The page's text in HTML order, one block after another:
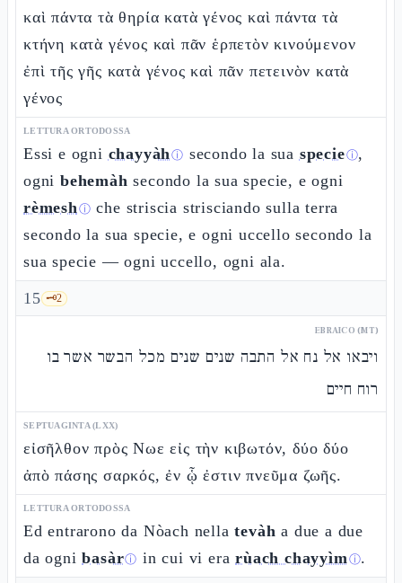
καὶ πάντα τὰ θηρία κατὰ γένος καὶ πάντα τὰ
κτήνη κατὰ γένος καὶ πᾶν ἑρπετὸν κινούμενον
ἐπὶ τῆς γῆς κατὰ γένος καὶ πᾶν πετεινὸν κατὰ
γένος
LETTURA ORTODOSSA
Essi e ogni chayyàhⓘ secondo la sua specieⓘ,
ogni behemàh secondo la sua specie, e ogni
rèmeshⓘ che striscia strisciando sulla terra
secondo la sua specie, e ogni uccello secondo la
sua specie — ogni uccello, ogni ala.
15 🗝️2
EBRAICO (MT)
ויבאו אל נח אל התבה שנים שנים מכל הבשר אשר בו
רוח חיים
SEPTUAGINTA (LXX)
εἰσῆλθον πρὸς Νωε εἰς τὴν κιβωτόν, δύο δύο
ἀπὸ πάσης σαρκός, ἐν ᾧ ἐστιν πνεῦμα ζωῆς.
LETTURA ORTODOSSA
Ed entrarono da Nòach nellatevàh a due a due
da ognibasàrⓘ in cui vi erarùach chayyìmⓘ.